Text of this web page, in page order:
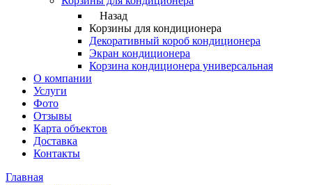
Назад
Корзины для кондиционера
Декоративный короб кондиционера
Экран кондиционера
Корзина кондиционера универсальная
О компании
Услуги
Фото
Отзывы
Карта объектов
Доставка
Контакты
Главная